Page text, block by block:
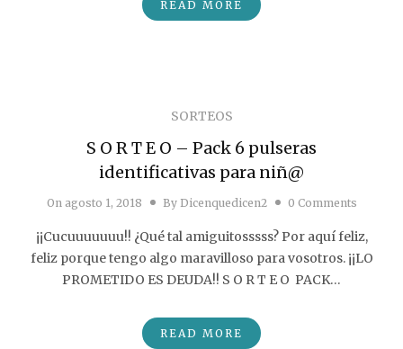
READ MORE
SORTEOS
S O R T E O – Pack 6 pulseras
identificativas para niñ@
On agosto 1, 2018 By Dicenquedicen2 0 Comments
¡¡Cucuuuuuuu!! ¿Qué tal amiguitosssss? Por aquí feliz,
feliz porque tengo algo maravilloso para vosotros. ¡¡LO
PROMETIDO ES DEUDA!! S O R T E O PACK…
READ MORE